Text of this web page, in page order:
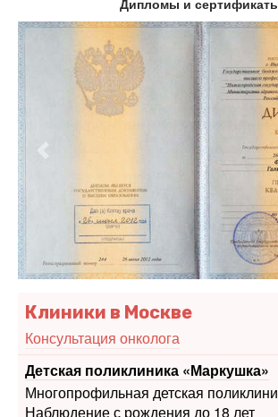
Предыдущий
Клиники в Москве
Консультация онколога
Детская поликлиника «Маркушка»
Многопрофильная детская
Наблюдение с рождения до 18 лет